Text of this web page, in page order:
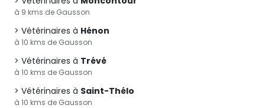
à 9 kms de Gausson
Vétérinaires à Hénon
à 10 kms de Gausson
Vétérinaires à Trévé
à 10 kms de Gausson
Vétérinaires à Saint-Thélo
à 10 kms de Gausson